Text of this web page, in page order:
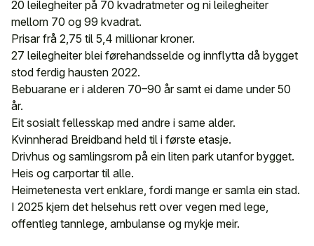
20 leilegheiter på 70 kvadratmeter og ni leilegheiter
mellom 70 og 99 kvadrat.
Prisar frå 2,75 til 5,4 millionar kroner.
27 leilegheiter blei førehandsselde og innflytta då bygget
stod ferdig hausten 2022.
Bebuarane er i alderen 70–90 år samt ei dame under 50
år.
Eit sosialt fellesskap med andre i same alder.
Kvinnherad Breidband held til i første etasje.
Drivhus og samlingsrom på ein liten park utanfor bygget.
Heis og carportar til alle.
Heimetenesta vert enklare, fordi mange er samla ein stad.
I 2025 kjem det helsehus rett over vegen med lege,
offentleg tannlege, ambulanse og mykje meir.